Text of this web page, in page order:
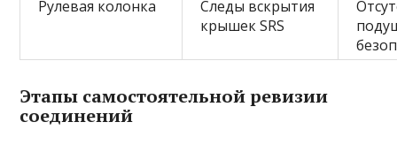
Рулевая колонка
Следы вскрытия
крышек SRS
Этапы самостоятельной ревизии
соединений